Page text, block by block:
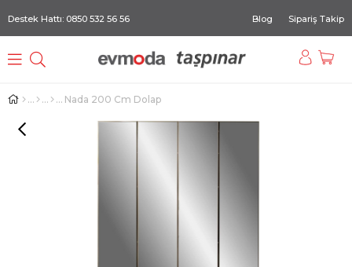
Destek Hattı: 0850 532 56 56 Blog Sipariş Takip
Nada 200 Cm Dolap